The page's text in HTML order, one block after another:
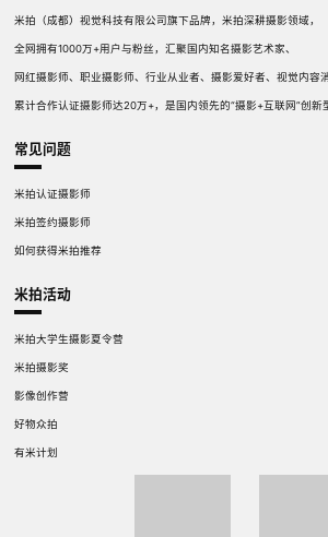
米拍（成都）视觉科技有限公司旗下品牌，米拍深耕摄影领域，
全网拥有1000万+用户与粉丝，汇聚国内知名摄影艺术家、
网红摄影师、职业摄影师、行业从业者、摄影爱好者、视觉内容消
累计合作认证摄影师达20万+，是国内领先的“摄影+互联网”创新
常见问题
米拍认证摄影师
米拍签约摄影师
如何获得米拍推荐
米拍活动
米拍大学生摄影夏令营
米拍摄影奖
影像创作营
好物众拍
有米计划